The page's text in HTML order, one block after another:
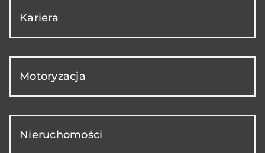
Kariera
Motoryzacja
Nieruchomości